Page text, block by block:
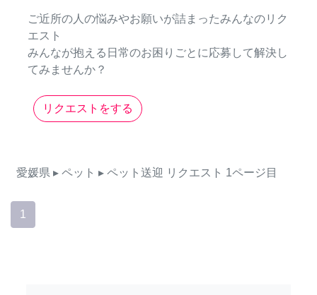
ご近所の人の悩みやお願いが詰まったみんなのリク
エスト
みんなが抱える日常のお困りごとに応募して解決し
てみませんか？
リクエストをする
愛媛県 ▸ ペット ▸ ペット送迎 リクエスト 1ページ目
1